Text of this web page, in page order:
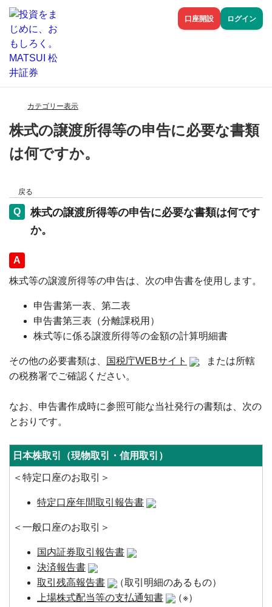
口座開設 ログイン
カテゴリー表示
株式の譲渡所得等の申告に必要な書類
は何ですか。
戻る
株式の譲渡所得等の申告に必要な書類は何です
か。
回答
株式等の譲渡所得等の申告は、次の申告書を使用します。
申告書第一表、第二表
申告書第三表（分離課税用）
株式等に係る譲渡所得等の金額の計算明細書
その他の必要書類は、 国税庁WEBサイト
、または所轄
の税務署でご確認ください。
なお、申告書作成時に参照可能な当社発行の書類は、次の
とおりです。
日本株取引（現物取引・信用取引）
＜特定口座のお取引＞
特定口座年間取引報告書
＜一般口座のお取引＞
国内証券取引報告書
決済報告書
取引残高報告書
（取引明細のあるもの）
上場株式配当等の支払通知書
（※）